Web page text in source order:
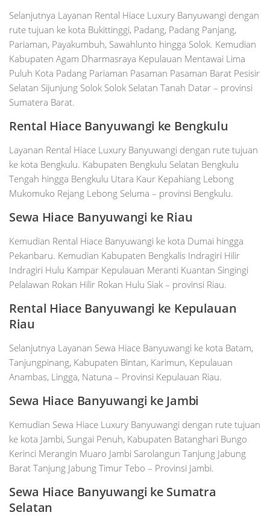
Selanjutnya Layanan Rental Hiace Luxury Banyuwangi dengan
rute tujuan ke kota Bukittinggi, Padang, Padang Panjang,
Pariaman, Payakumbuh, Sawahlunto hingga Solok. Kemudian
Kabupaten Agam Dharmasraya Kepulauan Mentawai Lima
Puluh Kota Padang Pariaman Pasaman Pasaman Barat Pesisir
Selatan Sijunjung Solok Solok Selatan Tanah Datar – provinsi
Sumatera Barat.
Rental Hiace Banyuwangi ke Bengkulu
Layanan Rental Hiace Luxury Banyuwangi dengan rute tujuan
ke kota Bengkulu. Kabupaten Bengkulu Selatan Bengkulu
Tengah hingga Bengkulu Utara Kaur Kepahiang Lebong
Mukomuko Rejang Lebong Seluma – provinsi Bengkulu.
Sewa Hiace Banyuwangi ke Riau
Kemudian Rental Hiace Banyuwangi ke kota Dumai hingga
Pekanbaru. Kemudian Kabupaten Bengkalis Indragiri Hilir
Indragiri Hulu Kampar Kepulauan Meranti Kuantan Singingi
Pelalawan Rokan Hilir Rokan Hulu Siak – provinsi Riau.
Rental Hiace Banyuwangi ke Kepulauan
Riau
Selanjutnya Layanan Sewa Hiace Banyuwangi ke kota Batam,
Tanjungpinang, Kabupaten Bintan, Karimun, Kepulauan
Anambas, Lingga, Natuna – Provinsi Kepulauan Riau.
Sewa Hiace Banyuwangi ke Jambi
Kemudian Sewa Hiace Luxury Banyuwangi dengan rute tujuan
ke kota Jambi, Sungai Penuh, Kabupaten Batanghari Bungo
Kerinci Merangin Muaro Jambi Sarolangun Tanjung Jabung
Barat Tanjung Jabung Timur Tebo – Provinsi Jambi.
Sewa Hiace Banyuwangi ke Sumatra
Selatan